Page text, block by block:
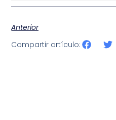
Anterior
Compartir artículo: